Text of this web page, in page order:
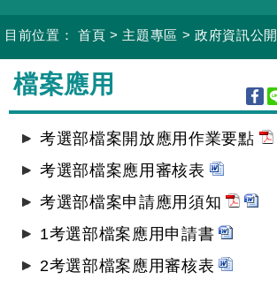
目前位置： 首頁 > 主題專區 >政府資訊公開
:::
檔案應用
考選部檔案開放應用作業要點
考選部檔案應用審核表
考選部檔案申請應用須知
1考選部檔案應用申請書
2考選部檔案應用審核表